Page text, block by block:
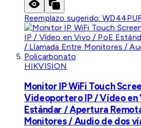
Reemplazo sugerido:
HIKVISION
Monitor IP WiFi Touch
Videoportero IP / Vídeo en
Estándar / Apertura
Monitores / Audio de dos